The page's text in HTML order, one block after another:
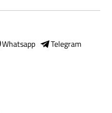
Whatsapp
Telegram